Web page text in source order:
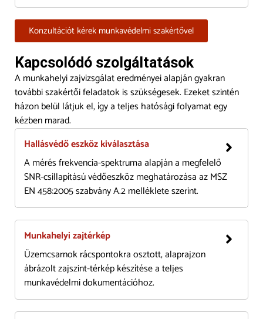
Konzultációt kérek munkavédelmi szakértővel
Kapcsolódó szolgáltatások
A munkahelyi zajvizsgálat eredményei alapján gyakran
további szakértői feladatok is szükségesek. Ezeket szintén
házon belül látjuk el, így a teljes hatósági folyamat egy
kézben marad.
Hallásvédő eszköz kiválasztása
A mérés frekvencia-spektruma alapján a megfelelő
SNR-csillapítású védőeszköz meghatározása az MSZ
EN 458:2005 szabvány A.2 melléklete szerint.
Munkahelyi zajtérkép
Üzemcsarnok rácspontokra osztott, alaprajzon
ábrázolt zajszint-térkép készítése a teljes
munkavédelmi dokumentációhoz.